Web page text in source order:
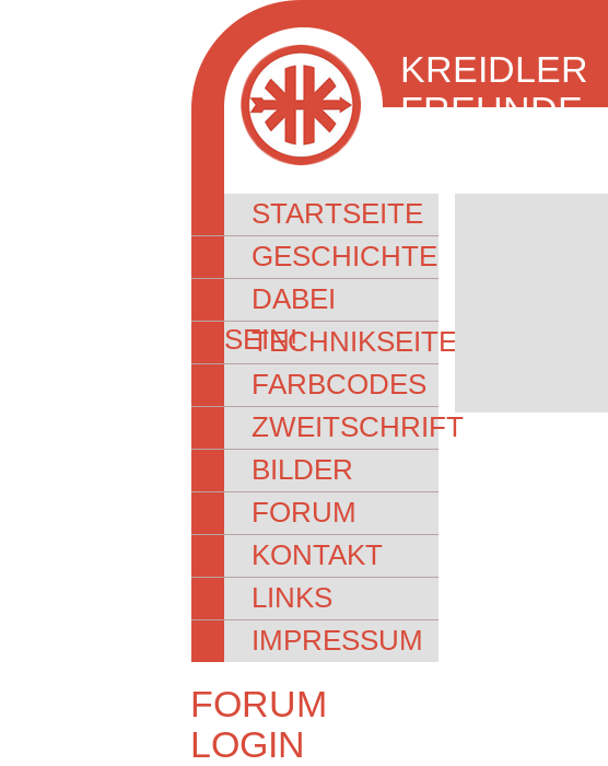
KREIDLER
FREUNDE
STARTSEITE
GESCHICHTE
DABEI
SEIN!
TECHNIKSEITEN
FARBCODES
ZWEITSCHRIFT
BILDER
FORUM
KONTAKT
LINKS
IMPRESSUM
FORUM
LOGIN